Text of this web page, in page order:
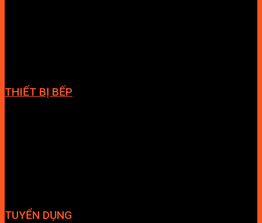
THIẾT BỊ BẾP
TUYỂN DỤNG